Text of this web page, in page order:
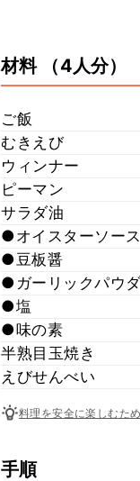
材料 （4人分）
ご飯
むきえび
ウィンナー
ピーマン
サラダ油
●オイスターソース
●豆板醤
●ガーリックパウ
●塩
●味の素
半熟目玉焼き
えびせんべい
料理を安全に楽しむた
手順